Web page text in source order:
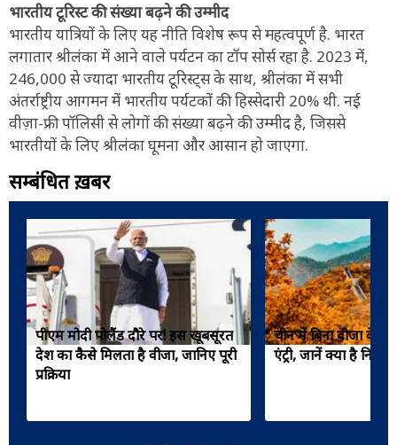
भारतीय टूरिस्ट की संख्या बढ़ने की उम्मीद
भारतीय यात्रियों के लिए यह नीति विशेष रूप से महत्वपूर्ण है. भारत
लगातार श्रीलंका में आने वाले पर्यटन का टॉप सोर्स रहा है. 2023 में,
246,000 से ज्यादा भारतीय टूरिस्ट्स के साथ, श्रीलंका में सभी
अंतर्राष्ट्रीय आगमन में भारतीय पर्यटकों की हिस्सेदारी 20% थी. नई
वीज़ा-फ्री पॉलिसी से लोगों की संख्या बढ़ने की उम्मीद है, जिससे
भारतीयों के लिए श्रीलंका घूमना और आसान हो जाएगा.
सम्बंधित ख़बरें
पीएम मोदी पोलैंड दौरे पर! इस खूबसूरत
देश का कैसे मिलता है वीजा, जानिए पूरी
प्रक्रिया
चीन में बिना वीजा के
एंट्री, जानें क्या है नियम